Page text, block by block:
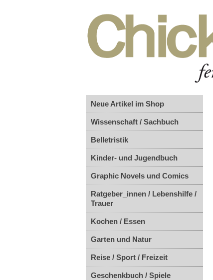
Neue Artikel im Shop
Wissenschaft / Sachbuch
Belletristik
Kinder- und Jugendbuch
Graphic Novels und Comics
Ratgeber_innen / Lebenshilfe /
Trauer
Kochen / Essen
Garten und Natur
Reise / Sport / Freizeit
Geschenkbuch / Spiele